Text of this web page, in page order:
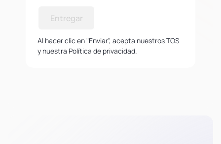
Entregar
Al hacer clic en "Enviar", acepta nuestros TOS
y nuestra Política de privacidad.